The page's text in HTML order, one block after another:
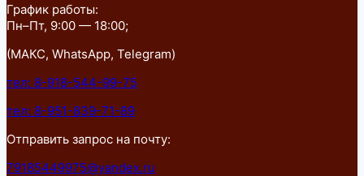
График работы:
Пн–Пт, 9:00 — 18:00;
(МАКС, WhatsApp, Telegram)
тел: 8-918-544-99-75
тел: 8-951-839-71-89
Отправить запрос на почту:
79185449975@yandex.ru